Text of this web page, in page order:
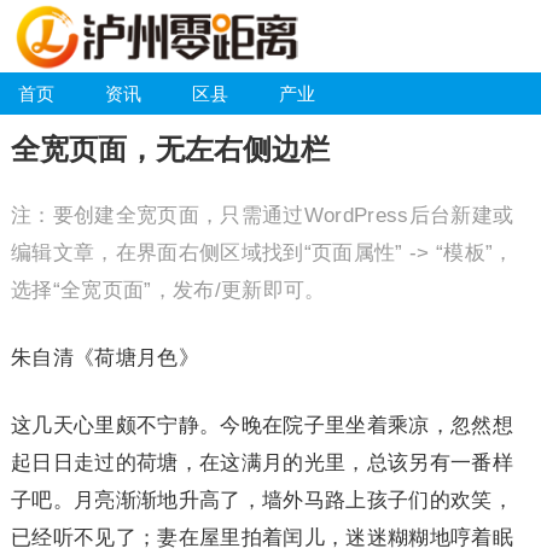
首页 资讯 区县 产业
全宽页面，无左右侧边栏
注：要创建全宽页面，只需通过WordPress后台新建或
编辑文章，在界面右侧区域找到“页面属性” -> “模板”，
选择“全宽页面”，发布/更新即可。
朱自清《荷塘月色》
这几天心里颇不宁静。今晚在院子里坐着乘凉，忽然想
起日日走过的荷塘，在这满月的光里，总该另有一番样
子吧。月亮渐渐地升高了，墙外马路上孩子们的欢笑，
已经听不见了；妻在屋里拍着闰儿，迷迷糊糊地哼着眠